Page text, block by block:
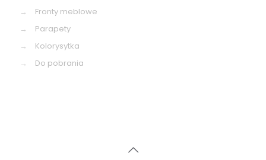
→
Fronty meblowe
→
Parapety
→
Kolorysytka
→
Do pobrania